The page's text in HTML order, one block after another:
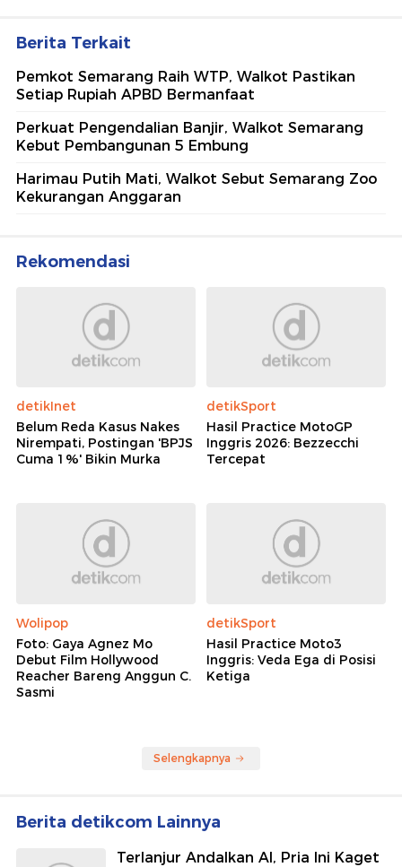
Berita Terkait
Pemkot Semarang Raih WTP, Walkot Pastikan
Setiap Rupiah APBD Bermanfaat
Perkuat Pengendalian Banjir, Walkot Semarang
Kebut Pembangunan 5 Embung
Harimau Putih Mati, Walkot Sebut Semarang Zoo
Kekurangan Anggaran
Rekomendasi
detikInet
Belum Reda Kasus Nakes
Nirempati, Postingan 'BPJS
Cuma 1%' Bikin Murka
detikSport
Hasil Practice MotoGP
Inggris 2026: Bezzecchi
Tercepat
Wolipop
Foto: Gaya Agnez Mo
Debut Film Hollywood
Reacher Bareng Anggun C.
Sasmi
detikSport
Hasil Practice Moto3
Inggris: Veda Ega di Posisi
Ketiga
Selengkapnya
Berita detikcom Lainnya
Terlanjur Andalkan AI, Pria Ini Kaget